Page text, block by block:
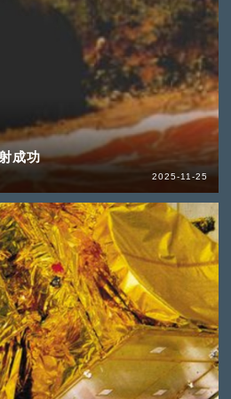
成功
2025-11-25